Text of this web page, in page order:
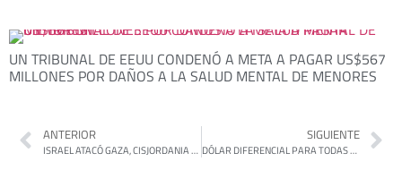
UN TRIBUNAL DE EEUU CONDENÓ A META A PAGAR US$567
MILLONES POR DAÑOS A LA SALUD MENTAL DE MENORES
ANTERIOR
ISRAEL ATACÓ GAZA, CISJORDANIA Y SIRIA EN MEDIO DE TEMORES A UNA REGIONALIZACIÓN
SIGUIENTE
DÓLAR DIFERENCIAL PARA TODAS LAS EXPORTACIONES